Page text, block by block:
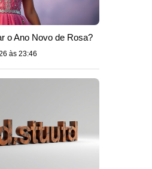
o Ano Novo de Rosa?
às 23:46